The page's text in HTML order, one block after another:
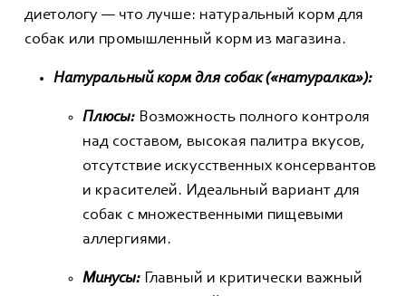
диетологу — что лучше: натуральный корм для
собак или промышленный корм из магазина.
Натуральный корм для собак («натуралка»):
Плюсы: Возможность полного контроля
над составом, высокая палитра вкусов,
отсутствие искусственных консервантов
и красителей. Идеальный вариант для
собак с множественными пищевыми
аллергиями.
Минусы: Главный и критически важный